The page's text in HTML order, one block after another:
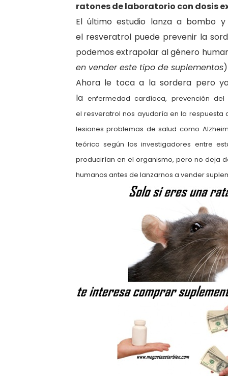
ratones de laboratorio con dosis
El último estudio lanza a bombo
el resveratrol puede prevenir la
podemos extrapolar al género
en vender este tipo de suplementos)
Ahora le toca a la sordera pero
la enfermedad cardíaca, prevención
el resveratrol nos ayudaría en la
lesiones problemas de salud como
teórica según los investigadores entre
producirían en el organismo, pero no deja
humanos antes de lanzarnos a vender